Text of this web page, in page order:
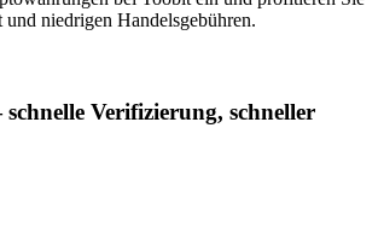
niedrigen Handelsgebühren.
Verifizierung, schneller